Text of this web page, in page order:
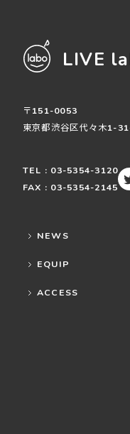
LIVE
〒151-0053
東京都渋谷区代々木1-
TEL : 03-5354-3120
FAX : 03-5354-2145
NEWS
EQUIP
ACCESS